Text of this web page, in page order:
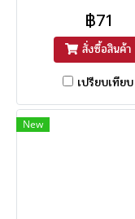
฿71
สั่งซื้อสินค้า
เปรียบเทียบ
New